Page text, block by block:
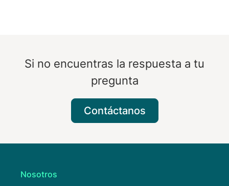
Si no encuentras la respuesta a tu
pregunta
Contáctanos
Nosotros